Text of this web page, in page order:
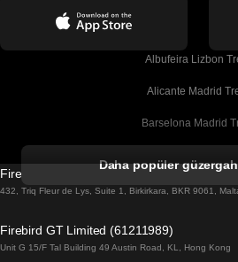
Albufeira Lizbon
Alicante Madrid
Barselona Madrid
Barselona Sevilla
Belfast Dublin
Daha popüler
Firebird GT Limited (OC 1451)
432, Triq Fleur de Lys, Suite 1, Birkirkara, BKR 9061,
Firebird GT Limited (61211989)
Unit G 15/F Tal Building 49 Austin Road, KL, Hong Kong